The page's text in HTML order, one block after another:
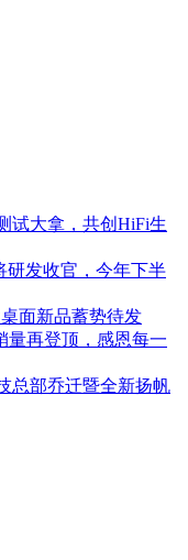
试大拿，共创HiFi生
研发收官，今年下半
面新品蓄势待发
量再登顶，感恩每一
总部乔迁暨全新扬帆